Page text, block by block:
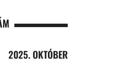
2025. OKTÓBER